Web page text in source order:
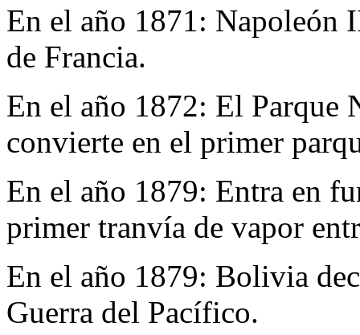
En el año 1871: Napoleón
de Francia.
En el año 1872: El Parque
convierte en el primer
En el año 1879: Entra en
primer tranvía de vapor
En el año 1879: Bolivia
Guerra del Pacífico.